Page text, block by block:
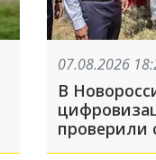
07.08.2026
В
проверили
Сквера